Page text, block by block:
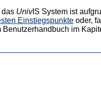
das UnivIS System ist
Einstiegspunkte oder,
Benutzerhandbuch im